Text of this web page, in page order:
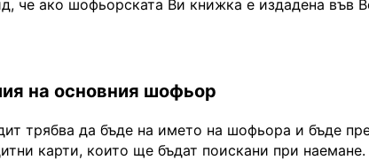
че ако шофьорската Ви книжка е издадена във
на основния шофьор
трябва да бъде на името на шофьора и бъде
карти, които ще бъдат поискани при